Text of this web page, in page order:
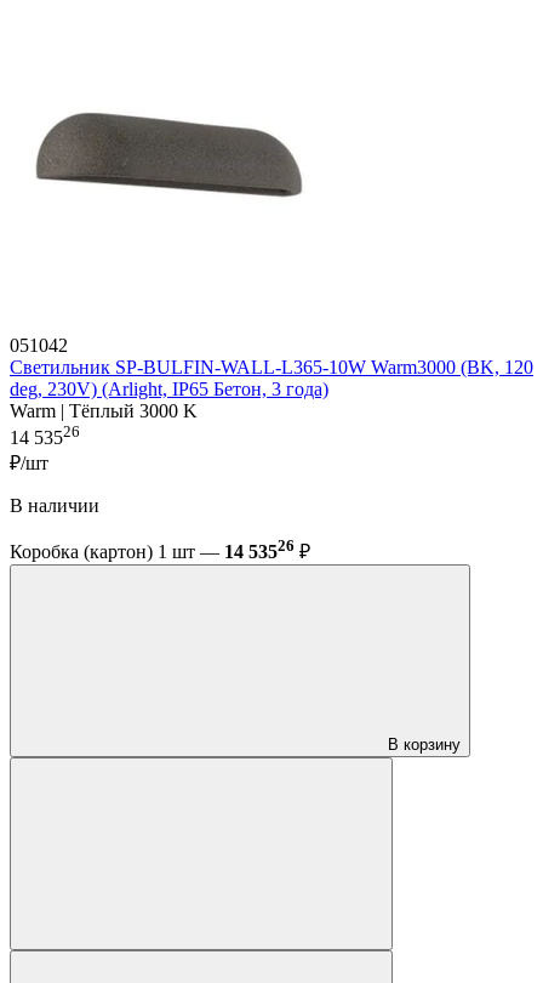
051042
Светильник SP-BULFIN-WALL-L365-10W Warm3000 (BK, 120
deg, 230V) (Arlight, IP65 Бетон, 3 года)
Warm | Тёплый 3000 K
14 53526
₽/шт
В наличии
Коробка (картон) 1 шт — 14 53526 ₽
В корзину